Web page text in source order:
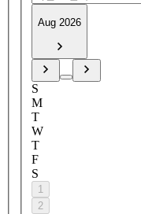
Aug 2026
S
M
T
W
T
F
S
1
2